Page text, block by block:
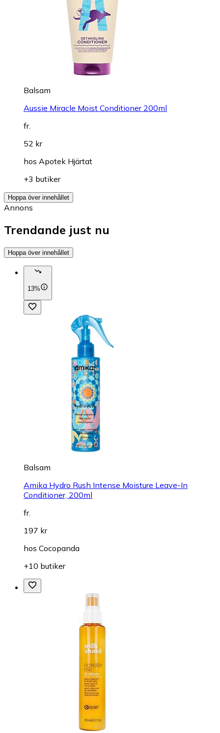
Balsam
Aussie Miracle Moist Conditioner 200ml
fr.
52 kr
hos Apotek Hjärtat
+3 butiker
Hoppa över innehållet
Annons
Trendande just nu
Hoppa över innehållet
13%
Balsam
Amika Hydro Rush Intense Moisture Leave-In
Conditioner, 200ml
fr.
197 kr
hos Cocopanda
+10 butiker